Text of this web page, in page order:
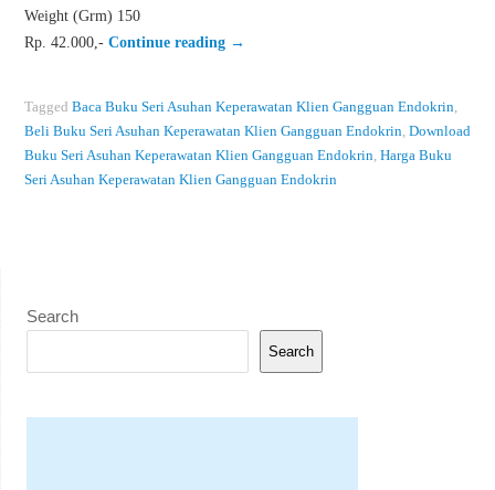
Weight (Grm) 150
Rp. 42.000,- Continue reading →
Tagged Baca Buku Seri Asuhan Keperawatan Klien Gangguan Endokrin,
Beli Buku Seri Asuhan Keperawatan Klien Gangguan Endokrin, Download
Buku Seri Asuhan Keperawatan Klien Gangguan Endokrin, Harga Buku
Seri Asuhan Keperawatan Klien Gangguan Endokrin
Search
Search